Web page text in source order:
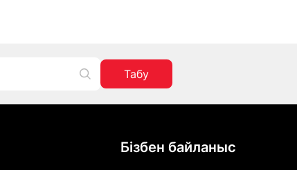
Табу
Бізбен байланыс